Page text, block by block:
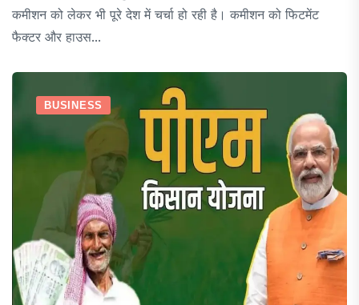
कमीशन को लेकर भी पूरे देश में चर्चा हो रही है। कमीशन को फिटमेंट
फैक्टर और हाउस...
BUSINESS